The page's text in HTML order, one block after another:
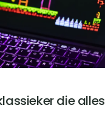
die alles